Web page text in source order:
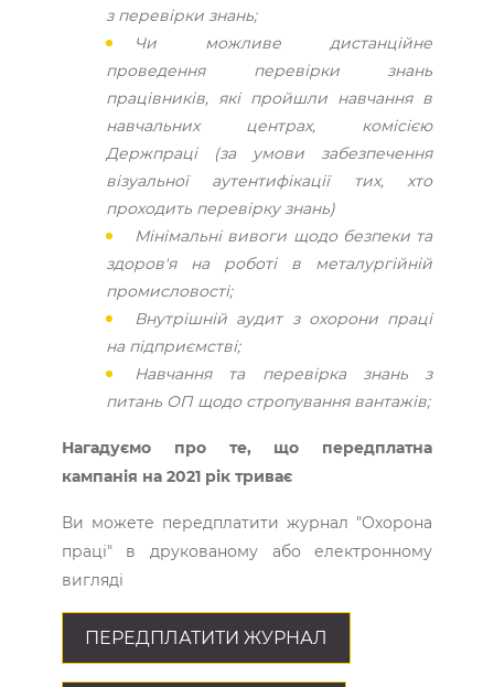
з перевірки знань;
Чи можливе дистанційне
проведення перевірки знань
працівників, які пройшли навчання в
навчальних центрах, комісією
Держпраці (за умови забезпечення
візуальної аутентифікації тих, хто
проходить перевірку знань)
Мінімальні вивоги щодо безпеки та
здоров'я на роботі в металургійній
промисловості;
Внутрішній аудит з охорони праці
на підприємстві;
Навчання та перевірка знань з
питань ОП щодо стропування вантажів;
Нагадуємо про те, що передплатна
кампанія на 2021 рік триває
Ви можете передплатити журнал "Охорона
праці" в друкованому або електронному
вигляді
ПЕРЕДПЛАТИТИ ЖУРНАЛ